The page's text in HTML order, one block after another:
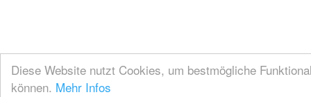
Diese Website nutzt Cookies, um bestmögliche
können. Mehr Infos